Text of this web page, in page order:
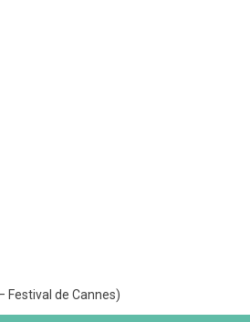
Festival de Cannes)